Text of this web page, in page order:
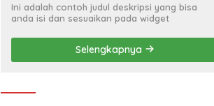
Ini adalah contoh judul deskripsi yang bisa
anda isi dan sesuaikan pada widget
Selengkapnya